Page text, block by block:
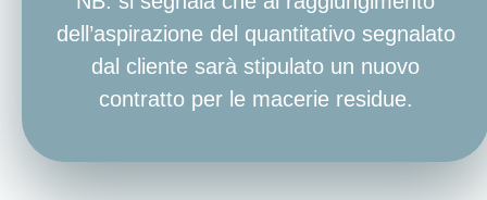
dell’aspirazione del quantitativo segnalato
dal cliente sarà stipulato un nuovo
contratto per le macerie residue.